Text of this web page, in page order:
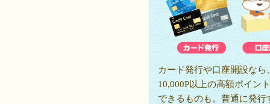
カード発行や口座開設なら
10,000P以上の高額ポイン
できるものも。普通に発行